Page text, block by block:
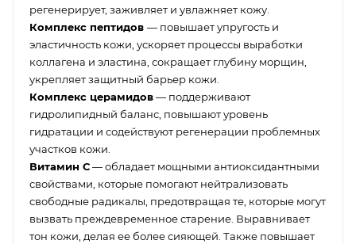
регенерирует, заживляет и увлажняет кожу.
Комплекс пептидов — повышает упругость и
эластичность кожи, ускоряет процессы выработки
коллагена и эластина, сокращает глубину морщин,
укрепляет защитный барьер кожи.
Комплекс церамидов— поддерживают
гидролипидный баланс, повышают уровень
гидратации и содействуют регенерации проблемных
участков кожи.
Витамин С— обладает мощными антиоксидантными
свойствами, которые помогают нейтрализовать
свободные радикалы, предотвращая те, которые могут
вызвать преждевременное старение. Выравнивает
тон кожи, делая ее более сияющей. Также повышает